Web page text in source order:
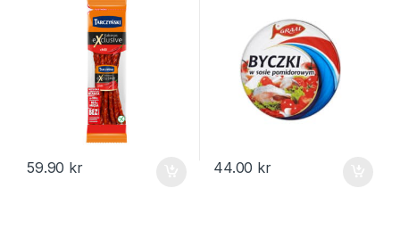
59.90 kr 44.00 kr